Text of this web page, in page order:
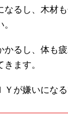
なるし、木材も
かるし、体も
ます。
が嫌いになる